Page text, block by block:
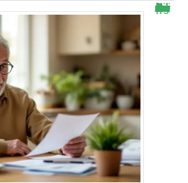
Retraite Agirc-Arrco : il découvre une hausse surprise sur sa pension de novembre